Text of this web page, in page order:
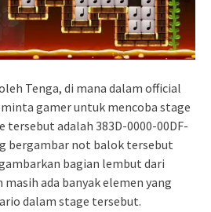
Tenga, di mana dalam official
gamer untuk mencoba stage
tersebut adalah 383D-0000-00DF-
bergambar not balok tersebut
bagian lembut dari
ada banyak elemen yang
dalam stage tersebut.